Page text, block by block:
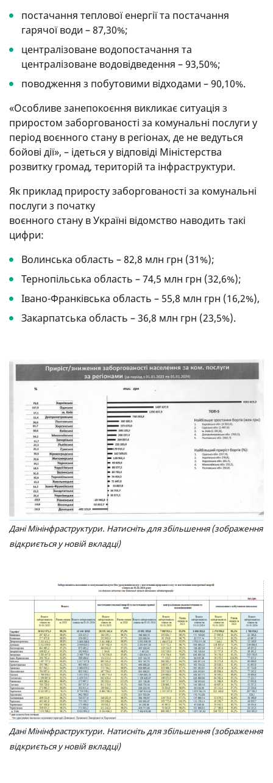
постачання теплової енергії та постачання
гарячої води – 87,30%;
централізоване водопостачання та
централізоване водовідведення – 93,50%;
поводження з побутовими відходами – 90,10%.
«Особливе занепокоєння викликає ситуація з
приростом заборгованості за комунальні послуги у
період воєнного стану в регіонах, де не ведуться
бойові дії», – ідеться у відповіді Міністерства
розвитку громад, територій та інфраструктури.
Як приклад приросту заборгованості за комунальні
послуги з початку
воєнного стану в Україні відомство наводить такі
цифри:
Волинська область – 82,8 млн грн (31%);
Тернопільська область – 74,5 млн грн (32,6%);
Івано-Франківська область – 55,8 млн грн (16,2%),
Закарпатська область – 36,8 млн грн (23,5%).
Дані Мінінфраструктури. Натисніть для збільшення (зображення
відкриється у новій вкладці)
Дані Мінінфраструктури. Натисніть для збільшення (зображення
відкриється у новій вкладці)